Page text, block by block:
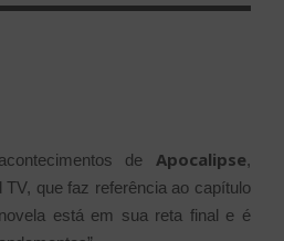
de Apocalipse,
que faz referência ao capítulo
está em sua reta final e é